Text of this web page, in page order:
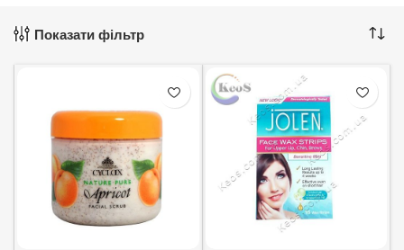
Показати фільтр